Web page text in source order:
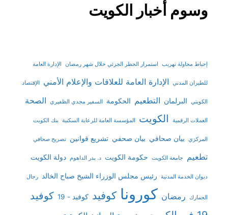
وسوم أخبار الكويت
إحباط محاولة تهريب استمرار الحظر الجزئي خلال شهر رمضان الإدارة العامة
للطيران المدني الإدارة العامة للعلاقات والإعلام الأمني الإقتصاد
الكويتي البرلمان التطعيم الحكومة السفير مجدي الظفيري الصحة
العملات الرقمية الكويت المؤسسة العامة للرعاية السكنية بنك الكويت
المركزي بيان صحافي بيان صحفي تشريع قوانين تصريح صحافي
تطعيم جامعة الكويت حكومة الكويت د. بدر الداهوم دولة الكويت
ديوان الخدمة المدنية رئيس مجلس الوزراء الشيخ صباح الخالد رجال
الجمارك رمضان كورونا كوفيد كوفيد - 19
كوفيد